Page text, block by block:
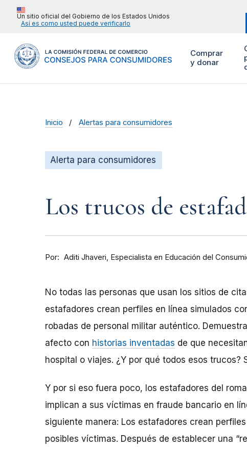
Un sitio oficial del Gobierno de los Estados Unidos
Así es como usted puede verificarlo
Comprar
y donar
Inicio Alertas para consumidores
Alerta para consumidores
Los trucos de
Por Aditi Jhaveri Especialista en Educación del
No todas las personas que usan los sitios de
estafadores crean perfiles en línea simulados
robadas de personal militar auténtico.
afecto con historias inventadas de que
hospital o viajes. ¿Y por qué todos esos trucos?
Y por si eso fuera poco, los estafadores del
implican a sus víctimas en fraude bancario en
siguiente manera: Los estafadores crean
posibles víctimas. Después de establecer una